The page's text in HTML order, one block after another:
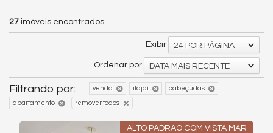
27 imóveis encontrados
Exibir 24 POR PÁGINA
Ordenar por DATA MAIS RECENTE
Filtrando por: venda itajaí cabeçudas
apartamento remover todos
ALTO PADRÃO COM VISTA MAR